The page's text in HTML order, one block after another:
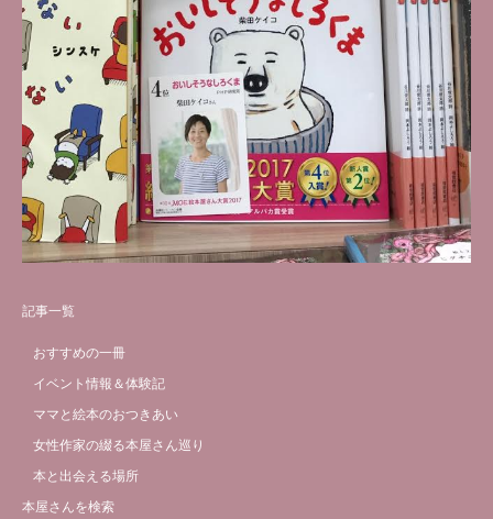
記事一覧
おすすめの一冊
イベント情報＆体験記
ママと絵本のおつきあい
女性作家の綴る本屋さん巡り
本と出会える場所
本屋さんを検索